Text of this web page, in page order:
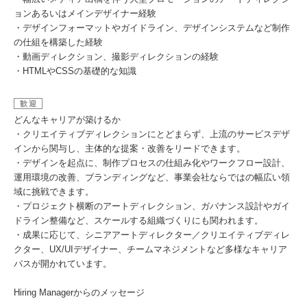
ョンあるいはメインデザイナー経験
・デザインフォーマットやガイドライン、デザインシステムなど制作
の仕組を構築した経験
・動画ディレクション、撮影ディレクションの経験
・HTMLやCSSの基礎的な知識
歓迎
どんなキャリアが築けるか
・クリエイティブディレクションにとどまらず、上流のサービスデザ
インから関与し、主体的な提案・改善をリードできます。
・デザインを起点に、制作プロセスの仕組み化やワークフロー設計、
運用環境の改善、ブランディングなど、事業会社ならではの幅広い領
域に挑戦できます。
・プロジェクト横断のアートディレクション、ガバナンス設計やガイ
ドライン整備など、スケールする組織づくりにも関われます。
・成果に応じて、シニアアートディレクター／クリエイティブディレ
クター、UX/UIデザイナー、チームマネジメントなど多様なキャリア
パスが開かれています。
Hiring Managerからのメッセージ